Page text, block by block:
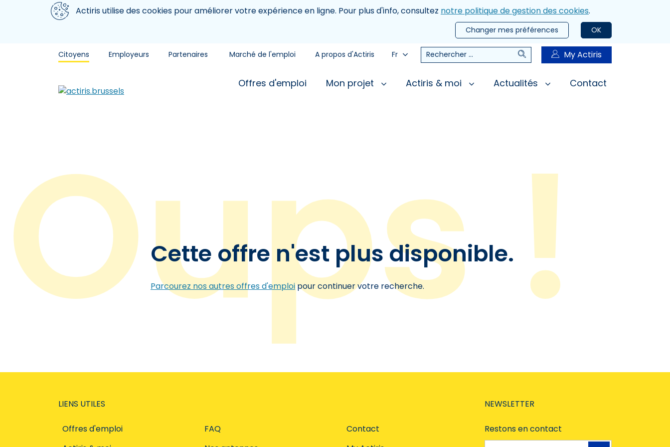
Aller au contenu principal
Nous utilisons des cookiesActiris utilise des cookies pour améliorer votre expérience en ligne. Pour plus d'info, consultez notre politique de gestion des cookies.
OK
Changer mes préférences
Citoyens Employeurs Partenaires Marché de l'emploi A propos d'Actiris Fr Rechercher RechercherMy Actiris
Offres d'emploi Mon projet Actiris & moi Actualités Contact
Cette offre n'est plus disponible.
Parcourez nos autres offres d'emploipour continuer votre recherche.
LIENS UTILES
Offres d'emploi
FAQ
Contact
NEWSLETTER
Restons en contact